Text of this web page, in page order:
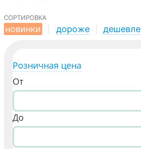
сортировка
новинки
дороже дешевле
Розничная цена
От
До